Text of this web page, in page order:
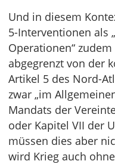
Und in diesem
5-Interventionen als
Operationen“
abgegrenzt von der
Artikel 5 des Nord-
zwar „im
Mandats der
oder Kapitel VII der
müssen dies aber
wird Krieg auch